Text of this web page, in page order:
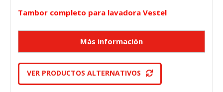
Tambor completo para lavadora Vestel
VER PRODUCTOS ALTERNATIVOS